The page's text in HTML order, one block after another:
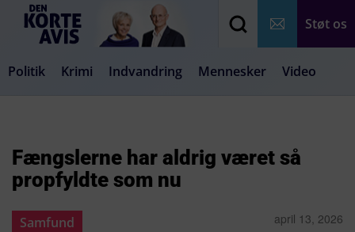
Støt os
Politik Krimi Indvandring Mennesker Video
Fængslerne har aldrig været så
propfyldte som nu
Samfund april 13, 2026